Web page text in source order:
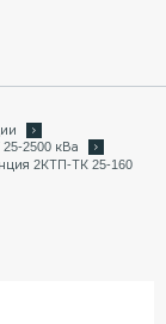
2500 кВа
2КТП-ТК 25-160